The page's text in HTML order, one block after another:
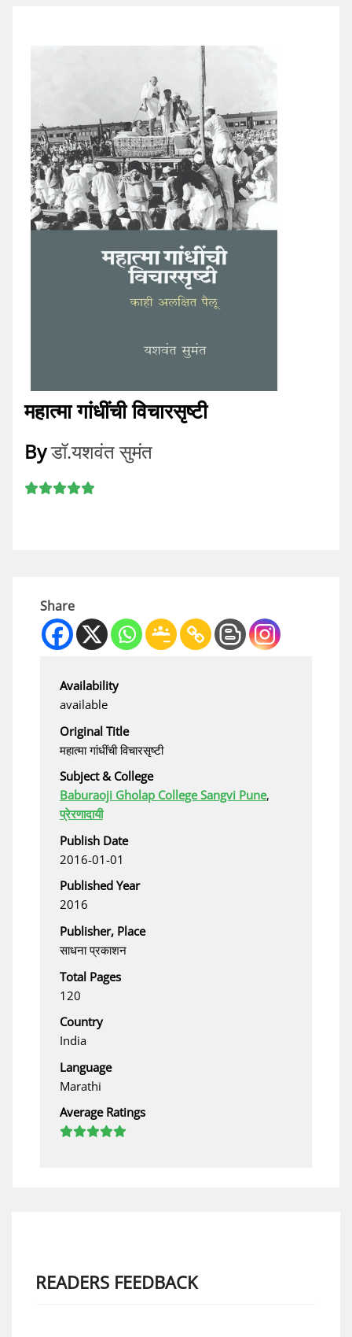
महात्मा गांधींची विचारसृष्टी
Byडॉ.यशवंत सुमंत
Share
Availability
available
Original Title
महात्मा गांधींची विचारसृष्टी
Subject & College
Baburaoji Gholap College Sangvi Pune,
प्रेरणादायी
Publish Date
2016-01-01
Published Year
2016
Publisher, Place
साधना प्रकाशन
Total Pages
120
Country
India
Language
Marathi
Average Ratings
READERS FEEDBACK